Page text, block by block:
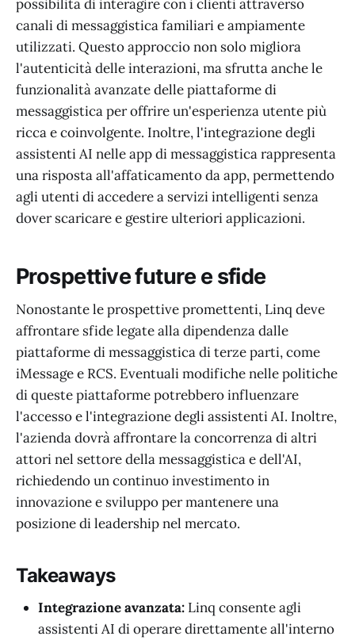
possibilità di interagire con i clienti attraverso
canali di messaggistica familiari e ampiamente
utilizzati. Questo approccio non solo migliora
l'autenticità delle interazioni, ma sfrutta anche le
funzionalità avanzate delle piattaforme di
messaggistica per offrire un'esperienza utente più
ricca e coinvolgente. Inoltre, l'integrazione degli
assistenti AI nelle app di messaggistica rappresenta
una risposta all'affaticamento da app, permettendo
agli utenti di accedere a servizi intelligenti senza
dover scaricare e gestire ulteriori applicazioni.
Prospettive future e sfide
Nonostante le prospettive promettenti, Linq deve
affrontare sfide legate alla dipendenza dalle
piattaforme di messaggistica di terze parti, come
iMessage e RCS. Eventuali modifiche nelle politiche
di queste piattaforme potrebbero influenzare
l'accesso e l'integrazione degli assistenti AI. Inoltre,
l'azienda dovrà affrontare la concorrenza di altri
attori nel settore della messaggistica e dell'AI,
richiedendo un continuo investimento in
innovazione e sviluppo per mantenere una
posizione di leadership nel mercato.
Takeaways
Integrazione avanzata: Linq consente agli
assistenti AI di operare direttamente all'interno